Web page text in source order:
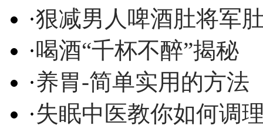
·狠减男人啤酒肚将军
·喝酒“千杯不醉”揭秘
·养胃-简单实用的方法
·失眠中医教你如何调